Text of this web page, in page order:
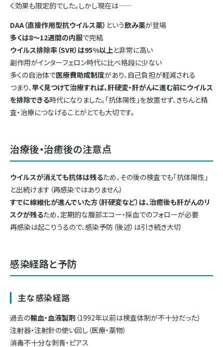
く効果も限定的でした。しかし現在は——
DAA（直接作用型抗ウイルス薬） という飲み薬が登場
多くは8〜12週間の内服で完結
ウイルス排除率（SVR）は95%以上と非常に高い
副作用がインターフェロン時代に比べ格段に少ない
多くの自治体で医療費助成制度があり、自己負担が軽減される
つまり、早く見つけて治療すれば、肝硬変・肝がんに進む前にウイルス
を排除できる時代になりました。「抗体陽性」を放置せず、きちんと精
査・治療につなげることがとても大切です。
治療後・治癒後の注意点
ウイルスが消えても抗体は残るため、その後の検査でも「抗体陽性」
と出続けます（再感染ではありません）
すでに線維化が進んでいた方（肝硬変など）は、治癒後も肝がんのリ
スクが残るため、定期的な腹部エコー・採血でのフォローが必要
再感染は起こりうるので、感染予防（後述）は引き続き大切
感染経路と予防
主な感染経路
過去の輸血・血液製剤 （1992年以前は検査体制が不十分だった）
注射器・注射針の使い回し（医療・薬物）
消毒不十分な刺青・ピアス